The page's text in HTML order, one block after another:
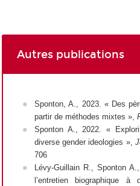
Autres publications
Sponton, A., 2023. « Des
partir de méthodes mixtes »,
Sponton A., 2022. «
diverse gender ideologies »,
706
Lévy-Guillain R., Sponton
l’entretien biographique